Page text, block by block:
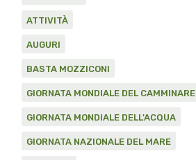
ATTIVITÀ
AUGURI
BASTA MOZZICONI
GIORNATA MONDIALE DEL CAMMINARE
GIORNATA MONDIALE DELL'ACQUA
GIORNATA NAZIONALE DEL MARE